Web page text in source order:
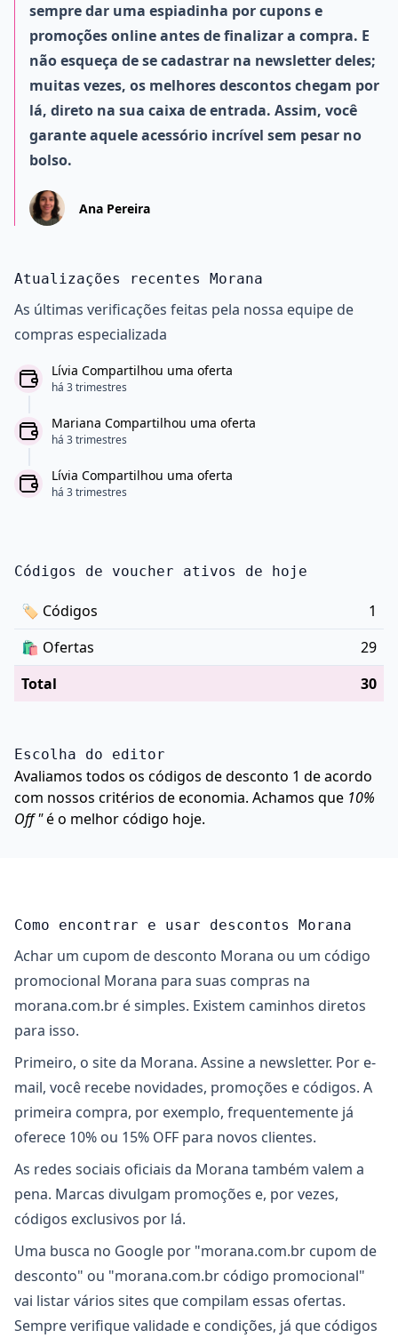
sempre dar uma espiadinha por cupons e
promoções online antes de finalizar a compra. E
não esqueça de se cadastrar na newsletter deles;
muitas vezes, os melhores descontos chegam por
lá, direto na sua caixa de entrada. Assim, você
garante aquele acessório incrível sem pesar no
bolso.
Ana Pereira
Atualizações recentes Morana
As últimas verificações feitas pela nossa equipe de
compras especializada
Lívia Compartilhou uma oferta
há 3 trimestres
Mariana Compartilhou uma oferta
há 3 trimestres
Lívia Compartilhou uma oferta
há 3 trimestres
Códigos de voucher ativos de hoje
🏷 Códigos
1
🛍️ Ofertas
29
Total
30
Escolha do editor
Avaliamos todos os códigos de desconto 1 de acordo
com nossos critérios de economia. Achamos que 10%
Off "é o melhor código hoje.
Como encontrar e usar descontos Morana
Achar um cupom de desconto Morana ou um código
promocional Morana para suas compras na
morana.com.br é simples. Existem caminhos diretos
para isso.
Primeiro, o site da Morana. Assine a newsletter. Por e-
mail, você recebe novidades, promoções e códigos. A
primeira compra, por exemplo, frequentemente já
oferece 10% ou 15% OFF para novos clientes.
As redes sociais oficiais da Morana também valem a
pena. Marcas divulgam promoções e, por vezes,
códigos exclusivos por lá.
Uma busca no Google por "morana.com.br cupom de
desconto" ou "morana.com.br código promocional"
vai listar vários sites que compilam essas ofertas.
Sempre verifique validade e condições, já que códigos